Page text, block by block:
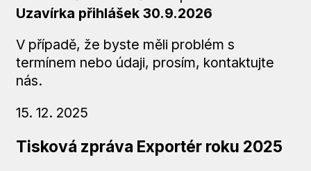
Uzavírka přihlášek 30.9.2026
V případě, že byste měli problém s
termínem nebo údaji, prosím, kontaktujte
nás.
15. 12. 2025
Tisková zpráva Exportér roku 2025